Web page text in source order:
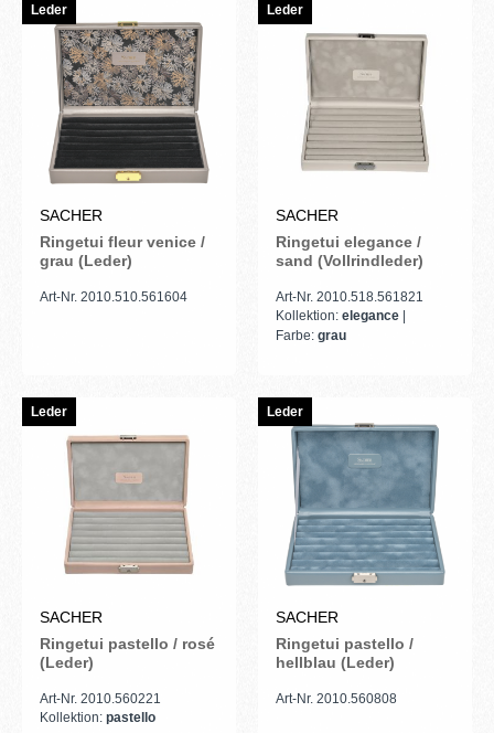
Leder
SACHER
Ringetui fleur venice /
grau (Leder)
Art-Nr. 2010.510.561604
Leder
SACHER
Ringetui elegance /
sand (Vollrindleder)
Art-Nr. 2010.518.561821
Kollektion: elegance
Farbe: grau
Leder
SACHER
Ringetui pastello / rosé
(Leder)
Art-Nr. 2010.560221
Kollektion: pastello
Leder
SACHER
Ringetui pastello /
hellblau (Leder)
Art-Nr. 2010.560808